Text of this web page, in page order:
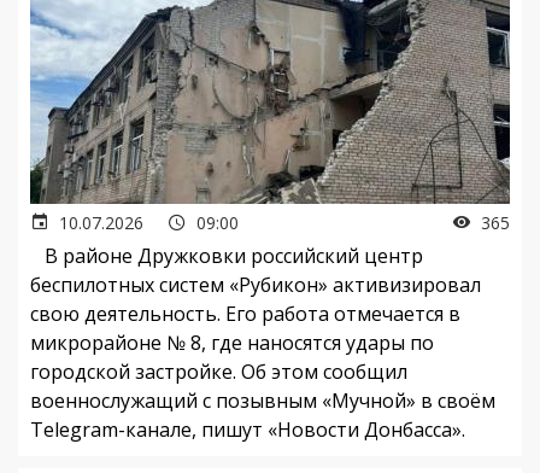
10.07.2026 09:00 365
В районе Дружковки российский центр
беспилотных систем «Рубикон» активизировал
свою деятельность. Его работа отмечается в
микрорайоне № 8, где наносятся удары по
городской застройке. Об этом сообщил
военнослужащий с позывным «Мучной» в своём
Telegram-канале, пишут «Новости Донбасса».